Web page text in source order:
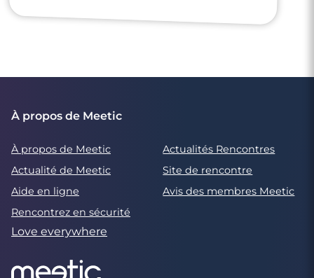
À propos de Meetic
À propos de Meetic
Actualités Rencontres
Actualité de Meetic
Site de rencontre
Aide en ligne
Avis des membres Meetic
Rencontrez en sécurité
Love everywhere